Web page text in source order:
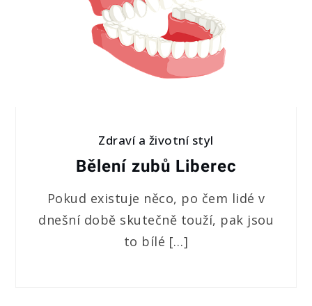
Zdraví a životní styl
Bělení zubů Liberec
Pokud existuje něco, po čem lidé v
dnešní době skutečně touží, pak jsou
to bílé […]